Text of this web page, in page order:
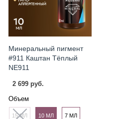
Минеральный пигмент
#911 Каштан Тёплый
NE911
2 699 руб.
Объем
15 МЛ 10 МЛ 7 МЛ